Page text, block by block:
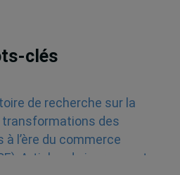
clés
de recherche sur la
des
l’ère du commerce
Articles de journaux et